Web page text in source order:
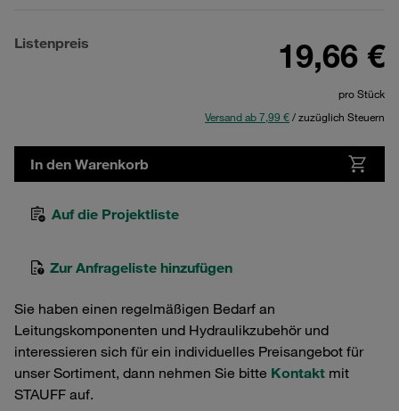
Listenpreis 19,66 €
pro Stück
Versand ab 7,99 €/ zuzüglich Steuern
In den Warenkorb
Auf die Projektliste
Zur Anfrageliste hinzufügen
Sie haben einen regelmäßigen Bedarf an
Leitungskomponenten und Hydraulikzubehör und
interessieren sich für ein individuelles Preisangebot für
unser Sortiment, dann nehmen Sie bitte Kontakt mit
STAUFF auf.